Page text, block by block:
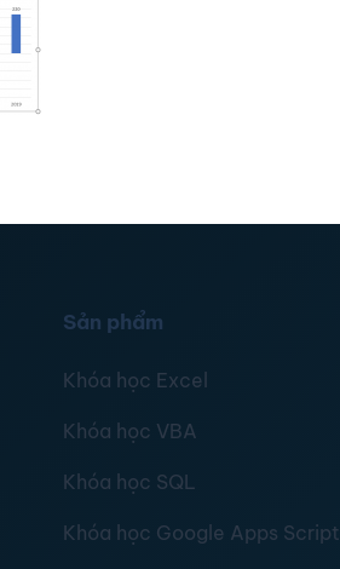
Sản phẩm
Khóa học Excel
Khóa học VBA
Khóa học SQL
Khóa học Google Apps Script